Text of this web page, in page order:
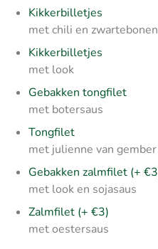
Kikkerbilletjes
met chili en
Kikkerbilletjes
met look
Gebakken tongfilet
met botersaus
Tongfilet
met julienne van
Gebakken zalmfilet (+
met look en sojasaus
Zalmfilet (+ €3)
met oestersaus